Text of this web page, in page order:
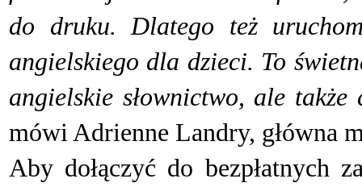
do druku. Dlatego też
angielskiego dla dzieci. To
angielskie słownictwo, ale
mówi Adrienne Landry, główna
Aby dołączyć do bezpłatnych